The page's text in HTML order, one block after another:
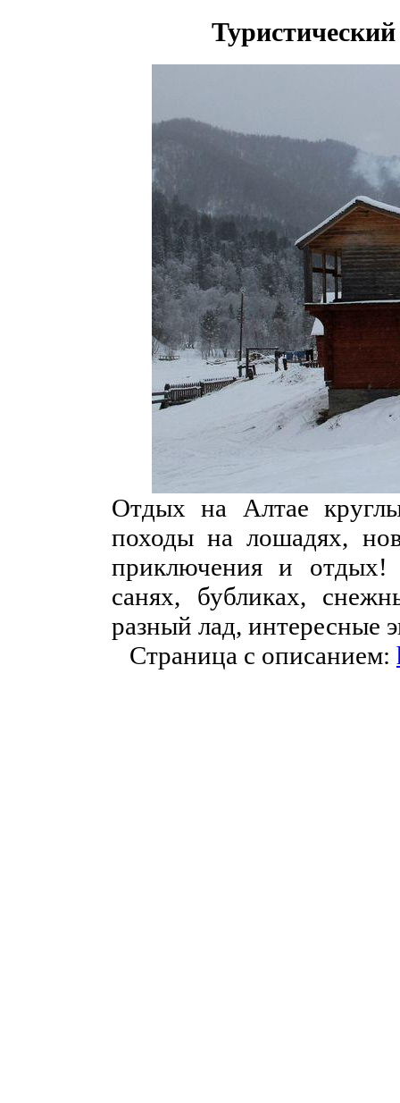
Отдых на Алтае
походы на лошадях,
приключения и
санях, бубликах,
разный лад, интересные
Страница с описанием: